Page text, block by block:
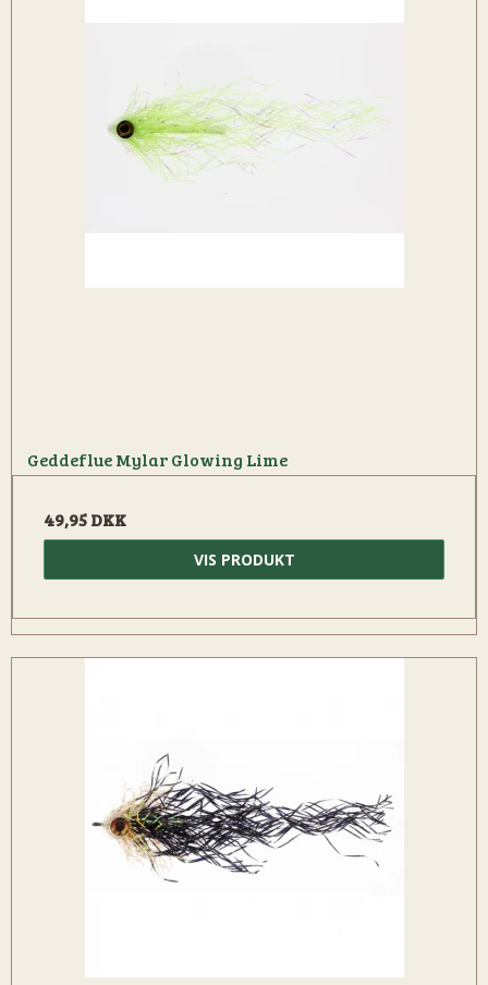
Geddeflue Mylar Glowing Lime
49,95 DKK
VIS PRODUKT